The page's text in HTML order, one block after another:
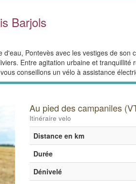
Barjols
Pontevès avec les vestiges de
Entre agitation urbaine et
conseillons un vélo à assistance
Au pied des campaniles
Itinéraire velo
Distance en km
Durée
Dénivelé